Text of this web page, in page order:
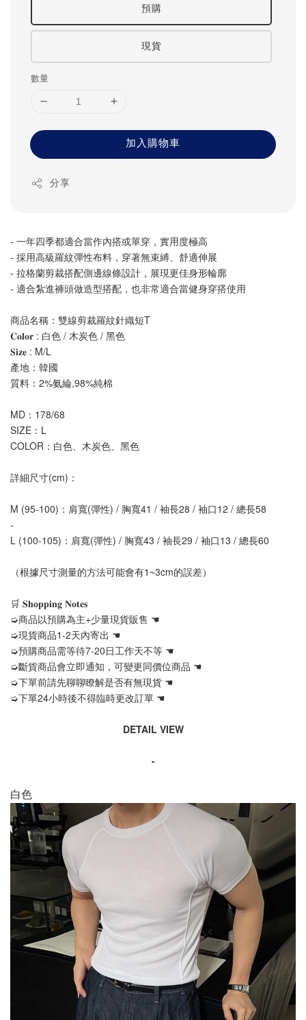
預購
現貨
數量
加入購物車
分享
- 一年四季都適合當作內搭或單穿，實用度極高
- 採用高級羅紋彈性布料，穿著無束縛、舒適伸展
- 拉格蘭剪裁搭配側邊線條設計，展現更佳身形輪廓
- 適合紮進褲頭做造型搭配，也非常適合當健身穿搭使用
商品名稱：雙線剪裁羅紋針織短T
𝐂𝐨𝐥𝐨𝐫 : 白色 / 木炭色 / 黑色
𝐒𝐢𝐳𝐞 : M/L
產地：韓國
質料：2%氨綸,98%純棉
MD：178/68
SIZE：L
COLOR：白色、木炭色、黑色
詳細尺寸(cm)：
M (95-100)：肩寬(彈性) / 胸寬41 / 袖長28 / 袖口12 / 總長58
-
L (100-105)：肩寬(彈性) / 胸寬43 / 袖長29 / 袖口13 / 總長60
（根據尺寸測量的方法可能會有1~3cm的誤差）
🛒 𝐒𝐡𝐨𝐩𝐩𝐢𝐧𝐠 𝐍𝐨𝐭𝐞𝐬
➭商品以預購為主+少量現貨販售 ☚
➭現貨商品1-2天內寄出 ☚
➭預購商品需等待7-20日工作天不等 ☚
➭斷貨商品會立即通知，可變更同價位商品 ☚
➭下單前請先聊聊瞭解是否有無現貨 ☚
➭下單24小時後不得臨時更改訂單 ☚
DETAIL VIEW
-
白色